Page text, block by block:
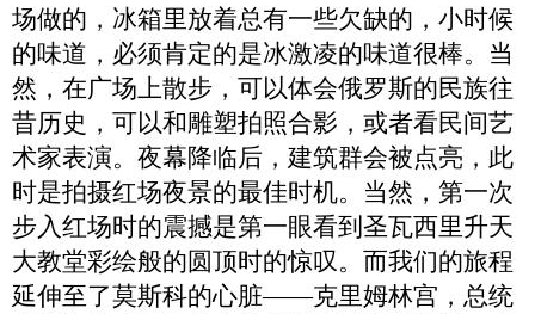
场做的，冰箱里放着总有一些欠缺的，小时候
的味道 ， 必须肯定的是冰激凌的味道很棒。 当
然， 在广场上散步，可以体会俄罗斯的民族往
昔历史，可以和雕塑拍照合影，或者看民间艺
术家表演。夜幕降临后，建筑群会被点亮，此
时是拍摄红场夜景的最佳时机。 当然，第一次
步入红场时的震撼是第一眼看到圣瓦西里升天
大教堂彩绘般的圆顶时的惊叹。 而我们的旅程
延伸至了莫斯科的心脏——克里姆林宫 ， 总统